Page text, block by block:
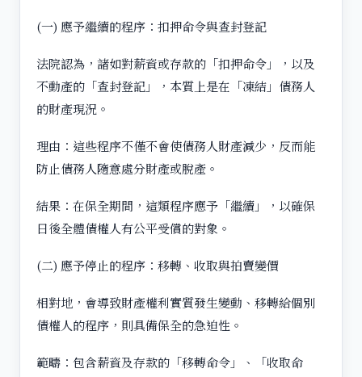
(一) 應予繼續的程序：扣押命令與查封登記
法院認為，諸如對薪資或存款的「扣押命令」，以及
不動產的「查封登記」，本質上是在「凍結」債務人
的財產現況。
理由：這些程序不僅不會使債務人財產減少，反而能
防止債務人隨意處分財產或脫產。
結果：在保全期間，這類程序應予「繼續」，以確保
日後全體債權人有公平受償的對象。
(二) 應予停止的程序：移轉、收取與拍賣變價
相對地，會導致財產權利實質發生變動、移轉給個別
債權人的程序，則具備保全的急迫性。
範疇：包含薪資及存款的「移轉命令」、「收取命